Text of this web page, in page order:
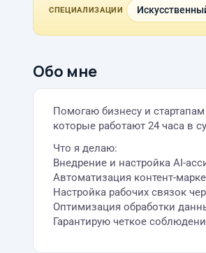
СПЕЦИАЛИЗАЦИИ
Обо мне
Помогаю бизнесу и
которые работают 24 часа в
Что я делаю:
Внедрение и настройка AI-
Автоматизация контент-
Настройка рабочих связок
Оптимизация обработки
Гарантирую четкое